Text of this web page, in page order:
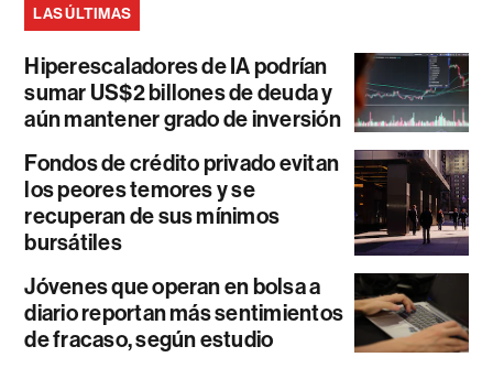
LAS ÚLTIMAS
Hiperescaladores de IA podrían
sumar US$2 billones de deuda y
aún mantener grado de inversión
Fondos de crédito privado evitan
los peores temores y se
recuperan de sus mínimos
bursátiles
Jóvenes que operan en bolsa a
diario reportan más sentimientos
de fracaso, según estudio